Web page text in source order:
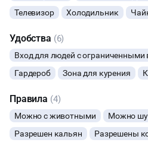
Телевизор
Холодильник
Удобства (6)
Вход для людей с
Гардероб
Зона для курения
Правила (4)
Можно с животными
Можно
Разрешен кальян
Разрешены
КВАРТИРНИКИ
ФОТОСЕССИИ
ЮБИЛЕЙ
ВЫПУСКНЫЕ
МАЛЬЧИШНИК